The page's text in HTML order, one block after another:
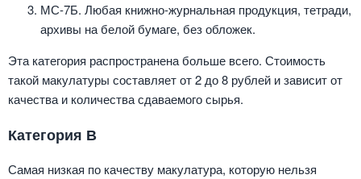
МС-7Б. Любая книжно-журнальная продукция, тетради,
архивы на белой бумаге, без обложек.
Эта категория распространена больше всего. Стоимость
такой макулатуры составляет от 2 до 8 рублей и зависит от
качества и количества сдаваемого сырья.
Категория В
Самая низкая по качеству макулатура, которую нельзя